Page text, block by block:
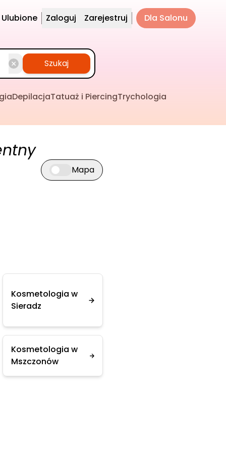
Ulubione Zaloguj Zarejestruj Dla Salonu
Szukaj
DepilacjaTatuaż i PiercingTrychologia
Przełącz widok mapy
Mapa
Kosmetologia w
Sieradz
Kosmetologia w
Mszczonów